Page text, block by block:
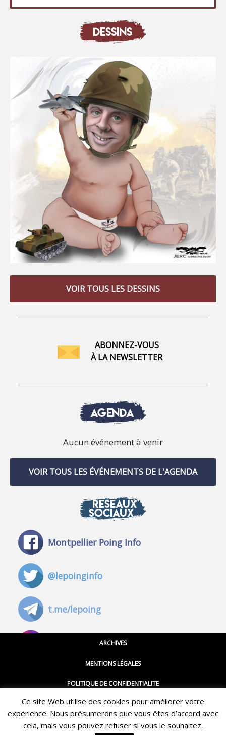
DESSINS
VOIR TOUS LES DESSINS
ABONNEZ-VOUS
À LA NEWSLETTER
AGENDA
Aucun événement à venir
VOIR TOUS LES ÉVÉNEMENTS DE L'AGENDA
RÉSEAUX
SOCIAUX
Montpellier Poing Info
@lepoinginfo
t.me/lepoing
@montpellierpoinginfo
@LePoingMontpellier
ARCHIVES
MENTIONS LÉGALES
POLITIQUE DE CONFIDENTIALITE
CGU
CONTACT
Restez informé·e des dernières actualités du Poing !
Ce site Web utilise des cookies pour améliorer votre
expérience. Nous présumerons que vous êtes d’accord avec
cela, mais vous pouvez refuser si vous le souhaitez.